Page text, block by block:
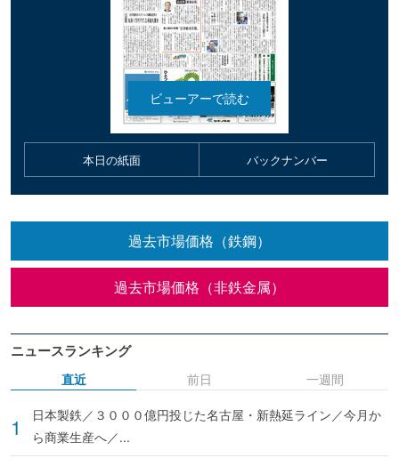
本日の紙面 バックナンバー
過去市場価格（鉄鋼）
過去市場価格（非鉄金属）
ニュースランキング
直近
日本製鉄／３０００億円投じた名古屋・新熱延ライン／今月か
ら商業生産へ／...
前日 一週間